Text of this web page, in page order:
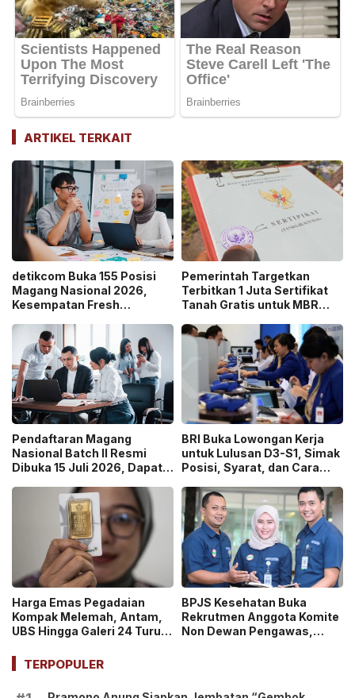
ARTIKEL TERKAIT
detikcom Buka 155 Posisi
Magang Nasional 2026,
Kesempatan Fresh
Media Digital!
Pemerintah Targetkan
Terbitkan 1 Juta Sertifikat
Tanah Gratis untuk MBR
Pendaftaran Magang
Nasional Batch II Resmi
Dibuka 15 Juli 2026, Dapat
BRI Buka Lowongan Kerja
untuk Lulusan D3-S1, Simak
Posisi, Syarat, dan Cara
Harga Emas Pegadaian
Kompak Melemah, Antam,
UBS Hingga Galeri 24 Turun
BPJS Kesehatan Buka
Rekrutmen Anggota Komite
Non Dewan Pengawas,
TERPOPULER